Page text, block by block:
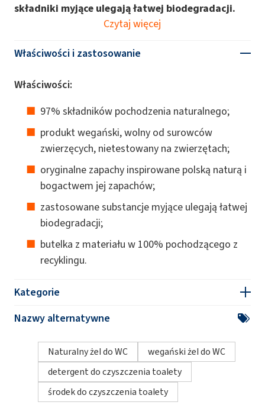
składniki myjące ulegają łatwej biodegradacji.
Czytaj więcej
Właściwości i zastosowanie
Właściwości:
97% składników pochodzenia naturalnego;
produkt wegański, wolny od surowców
zwierzęcych, nietestowany na zwierzętach;
oryginalne zapachy inspirowane polską naturą i
bogactwem jej zapachów;
zastosowane substancje myjące ulegają łatwej
biodegradacji;
butelka z materiału w 100% pochodzącego z
recyklingu.
Kategorie
Nazwy alternatywne
Naturalny żel do WC
wegański żel do WC
detergent do czyszczenia toalety
środek do czyszczenia toalety